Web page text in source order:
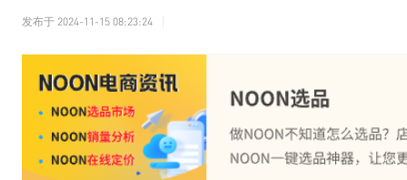
发布于 2024-11-15 08:23:24